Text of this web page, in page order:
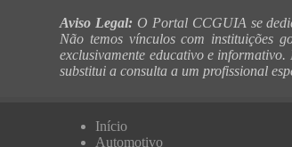
Aviso Legal: O Portal CCGUIA se
Não temos vínculos com instituições
exclusivamente educativo e
substitui a consulta a um profissional
Início
Automotivo